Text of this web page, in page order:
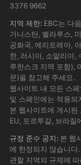
3376 9662
지역 제한: EBC는 다
가니스탄, 벨라루스,
공화국, 에리트레아,
한, 러시아, 소말리아,
루한스크 지역 포함),
문)을 참고해 주세요.
웹사이트 내 모든 스
및 스페인에는 적용되
본 웹사이트에 게시된
EU, 포르투갈, 브라질
규정 준수 공지: 본 웹
에 한정되지 않습니다
관할 지역의 규제에